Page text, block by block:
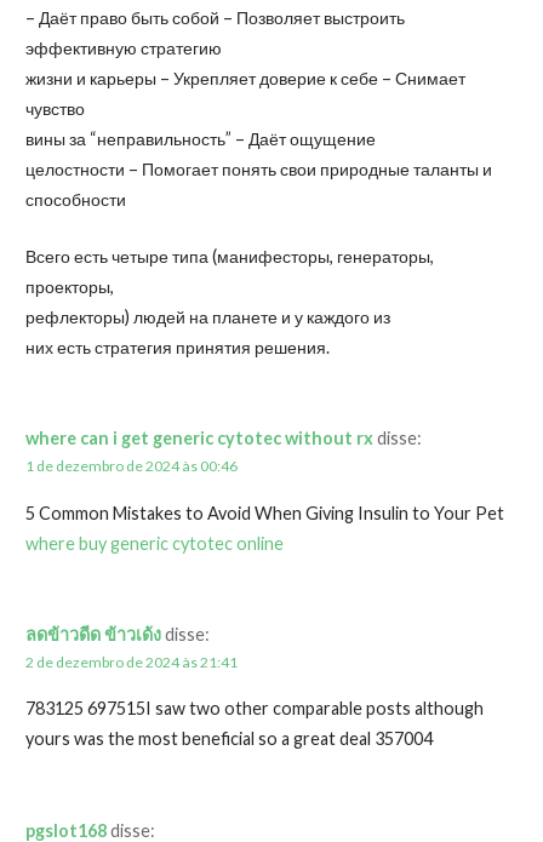
– Даёт право быть собой – Позволяет выстроить
эффективную стратегию
жизни и карьеры – Укрепляет доверие к себе – Снимает
чувство
вины за “неправильность” – Даёт ощущение
целостности – Помогает понять свои природные таланты и
способности
Всего есть четыре типа (манифесторы, генераторы,
проекторы,
рефлекторы) людей на планете и у каждого из
них есть стратегия принятия решения.
where can i get generic cytotec without rxdisse:
1 de dezembro de 2024 às 00:46
5 Common Mistakes to Avoid When Giving Insulin to Your Pet
where buy generic cytotec online
ลดข้าวดีด ข้าวเด้งdisse:
2 de dezembro de 2024 às 21:41
783125 697515I saw two other comparable posts although
yours was the most beneficial so a great deal 357004
pgslot168disse: